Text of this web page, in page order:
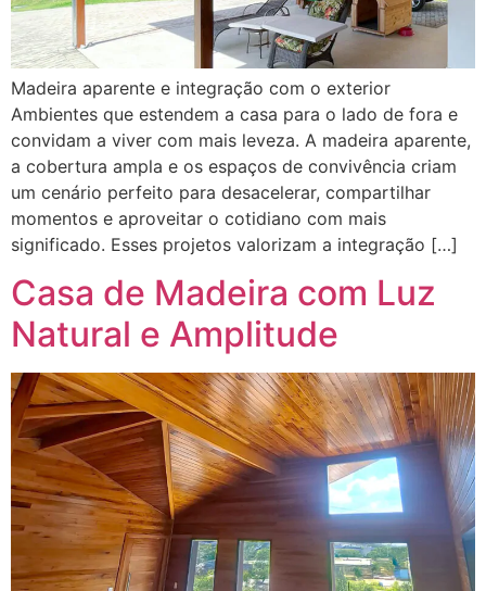
Madeira aparente e integração com o exterior
Ambientes que estendem a casa para o lado de fora e
convidam a viver com mais leveza. A madeira aparente,
a cobertura ampla e os espaços de convivência criam
um cenário perfeito para desacelerar, compartilhar
momentos e aproveitar o cotidiano com mais
significado. Esses projetos valorizam a integração […]
Casa de Madeira com Luz
Natural e Amplitude